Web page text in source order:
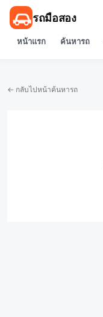
รถมือสอง
หน้าแรก ค้นหารถ
← กลับไปหน้าค้นหารถ